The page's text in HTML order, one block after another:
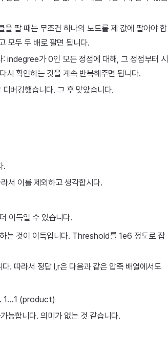
팔 때는 무조건 하나의 노드를 제 값에 팔아야 합
모두 두 배로 팔면 됩니다.
indegree가 0인 모든 정점에 대해, 그 정점부터 시
확인하는 것을 계속 반복해주면 됩니다.
버깅했습니다. 그 후 맞았습니다.
.
서 이를 제외하고 생각합시다.
이득일 수 있습니다.
는 것이 이득입니다. Threshold를 1e6 정도로 잡
. 따라서 정답 l,r은 다음과 같은 압축 배열에서도
1…1 (product)
능합니다. 의미가 없는 것 같습니다.